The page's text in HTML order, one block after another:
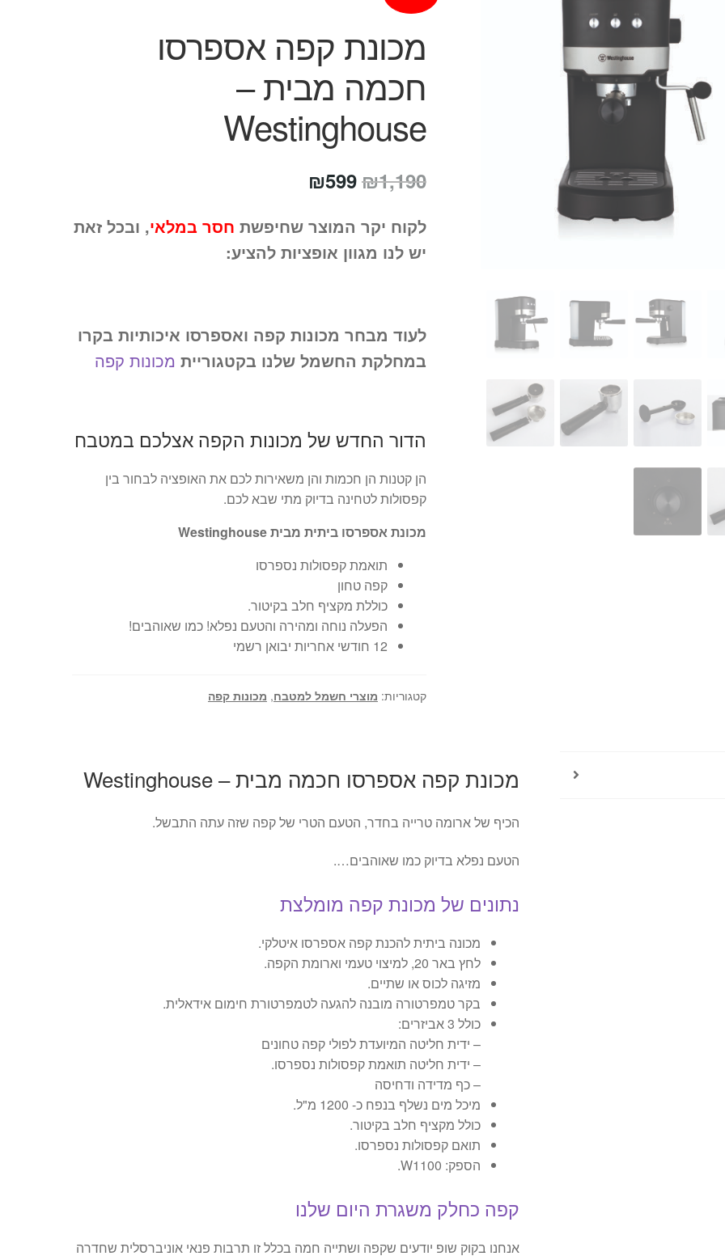
מכונת קפה אספרסו
חכמה מבית –
Westinghouse
₪1,190
המחיר
היה:
₪1,190.
₪599
הוא:
₪599.
לקוח יקר המוצר שחיפשת חסר במלאי, ובכל זאת
יש לנו מגוון אופציות להציע:
לעוד מבחר מכונות קפה ואספרסו איכותיות בקרו
במחלקת החשמל שלנו בקטגוריית מכונות קפה
הדור החדש של מכונות הקפה אצלכם במטבח
הן קטנות הן חכמות והן משאירות לכם את האופציה לבחור בין
קפסולות לטחינה בדיוק מתי שבא לכם.
מכונת אספרסו ביתית מבית Westinghouse
תואמת קפסולות נספרסו
קפה טחון
כוללת מקציף חלב בקיטור.
הפעלה נוחה ומהירה והטעם נפלא! כמו שאוהבים!
12 חודשי אחריות יבואן רשמי
קטגוריות: מוצרי חשמל למטבח, מכונות קפה
מכונת קפה אספרסו חכמה מבית – Westinghouse
הכיף של ארומה טרייה בחדר, הטעם הטרי של קפה שזה עתה התבשל.
הטעם נפלא בדיוק כמו שאוהבים….
נתונים של מכונת קפה מומלצת
מכונה ביתית להכנת קפה אספרסו איטלקי.
לחץ באר 20, למיצוי טעמי וארומת הקפה.
מזיגה לכוס או שתיים.
בקר טמפרטורה מובנה להגעה לטמפרטורת חימום אידאלית.
כולל 3 אביזרים:
– ידית חליטה המיועדת לפולי קפה טחונים
– ידית חליטה תואמת קפסולות נספרסו.
– כף מדידה ודחיסה
מיכל מים נשלף בנפח כ- 1200 מ"ל.
כולל מקציף חלב בקיטור.
תואם קפסולות נספרסו.
הספק: W1100.
קפה כחלק משגרת היום שלנו
אנחנו בקוק שופ יודעים שקפה ושתייה חמה בכלל זו תרבות פנאי אוניברסלית שחדרה